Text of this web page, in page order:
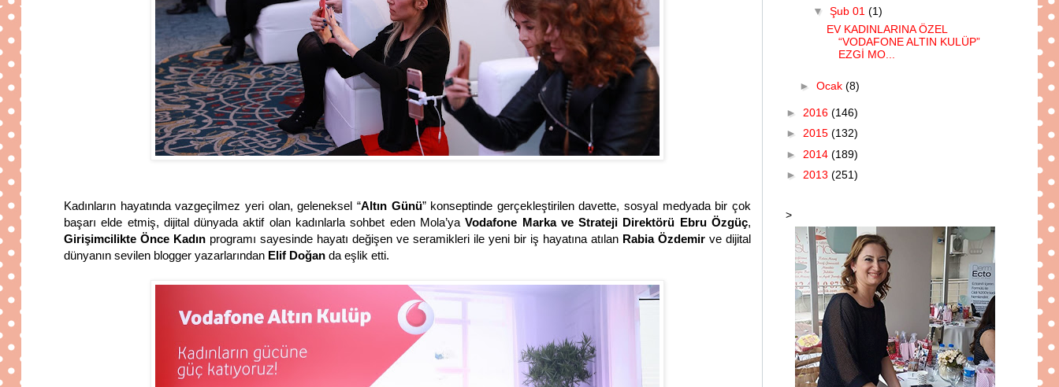
Kadınların hayatında vazgeçilmez yeri olan, geleneksel “Altın Günü” konseptinde gerçekleştirilen davette, sosyal medyada bir çok
başarı elde etmiş, dijital dünyada aktif olan kadınlarla sohbet eden Mola’yaVodafone Marka ve Strateji Direktörü Ebru Özgüç,
Girişimcilikte Önce Kadın programı sayesinde hayatı değişen ve seramikleri ile yeni bir iş hayatına atılan Rabia Özdemir ve dijital
dünyanın sevilen blogger yazarlarından Elif Doğan da eşlik etti.
▼ Şub 01 (1)
EV KADINLARINA ÖZEL
“VODAFONE ALTIN KULÜP”
EZGİ MO...
► Ocak (8)
► 2016 (146)
► 2015 (132)
► 2014 (189)
► 2013 (251)
>